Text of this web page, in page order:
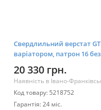
Свердлильний верстат
варіатором, патрон 16
20 330 грн.
Наявність в Івано-
Код товару: 5218752
Гарантія: 24 міс.